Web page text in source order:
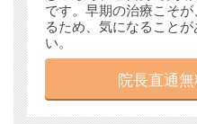
です。早期の治療こそ
るため、気になること
い。
院長直通